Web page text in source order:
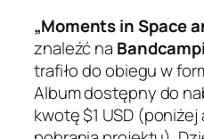
„Moments in Space
znaleźć na
trafiło do obiegu w
Album dostępny do
kwotę $1 USD